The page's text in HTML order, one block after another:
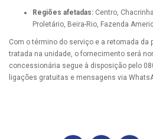
Regiões afetadas: Centro,
Proletário, Beira-Rio, Fazenda
Com o término do serviço e a retomada da
tratada na unidade, o fornecimento será
concessionária segue à disposição pelo
ligações gratuitas e mensagens via